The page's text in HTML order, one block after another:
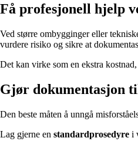
Få profesjonell hjelp
Ved større ombygginger eller
vurdere risiko og sikre at
Det kan virke som en ekstra
Gjør dokumentasjon
Den beste måten å unngå
Lag gjerne en standardprosedyre i